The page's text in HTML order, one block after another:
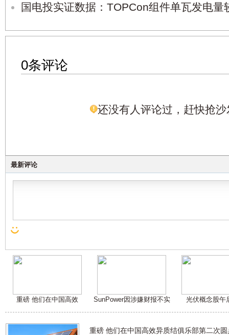
国电投实证数据：TOPCon组件单瓦发电量
0条评论
还没有人评论过，赶快抢沙
最新评论
重磅 他们在中国高效 SunPower因涉嫌财报不实 光伏概念股午
重磅 他们在中国高效异质结俱乐部第二次